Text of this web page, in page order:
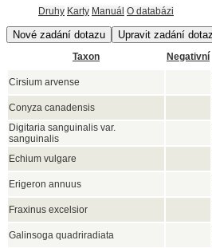
Druhy Karty Manuál O databázi
Taxon Negativní
Cirsium arvense
Conyza canadensis
Digitaria sanguinalis var.
sanguinalis
Echium vulgare
Erigeron annuus
Fraxinus excelsior
Galinsoga quadriradiata